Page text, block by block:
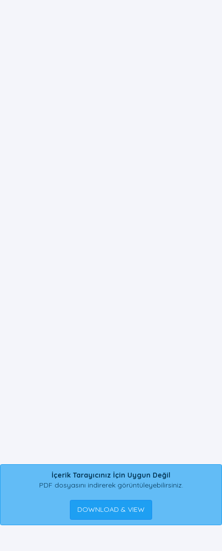
İçerik Tarayıcınız İçin Uygun Değil
PDF dosyasını indirerek görüntüleyebilirsiniz.
DOWNLOAD & VIEW